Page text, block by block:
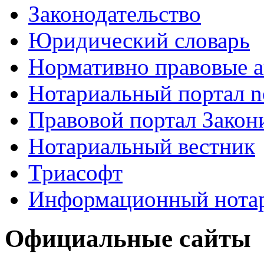
Законодательство
Юридический словарь
Нормативно правовые
Нотариальный портал
Правовой портал
Нотариальный вестник
Триасофт
Информационный
Официальные сайты